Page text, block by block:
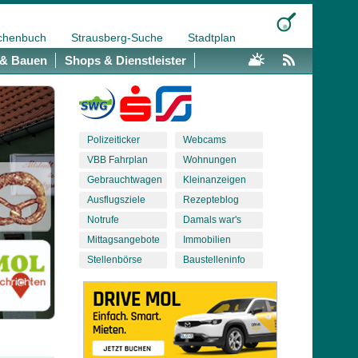
Strausberg-Suche Stadtplan
Bauen Shops & Dienstleister
Polizeiticker
VBB Fahrplan
Gebrauchtwagen
Ausflugsziele
Notrufe
Mittagsangebote
Stellenbörse
Webcams
Wohnungen
Kleinanzeigen
Rezepteblog
Damals war's
Immobilien
Baustelleninfo